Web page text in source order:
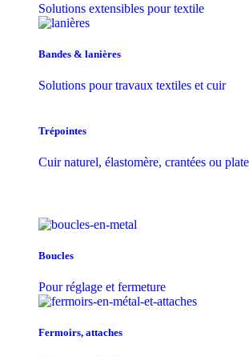
Solutions extensibles pour textile
Bandes & lanières
Solutions pour travaux textiles et cuir
Trépointes
Cuir naturel, élastomère, crantées ou
Boucles
Pour réglage et fermeture
Fermoirs, attaches